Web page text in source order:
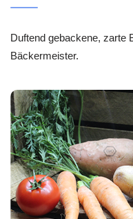
Duftend gebackene, zarte
Bäckermeister.